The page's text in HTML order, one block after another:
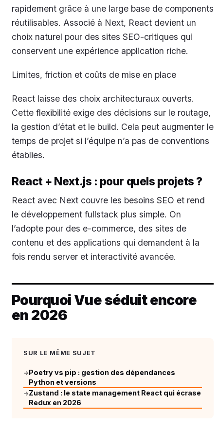
rapidement grâce à une large base de components
réutilisables. Associé à Next, React devient un
choix naturel pour des sites SEO-critiques qui
conservent une expérience application riche.
Limites, friction et coûts de mise en place
React laisse des choix architecturaux ouverts.
Cette flexibilité exige des décisions sur le routage,
la gestion d’état et le build. Cela peut augmenter le
temps de projet si l’équipe n’a pas de conventions
établies.
React + Next.js : pour quels projets ?
React avec Next couvre les besoins SEO et rend
le développement fullstack plus simple. On
l’adopte pour des e-commerce, des sites de
contenu et des applications qui demandent à la
fois rendu server et interactivité avancée.
Pourquoi Vue séduit encore
en 2026
SUR LE MÊME SUJET
→Poetry vs pip : gestion des dépendances
Python et versions
→Zustand : le state management React qui écrase
Redux en 2026